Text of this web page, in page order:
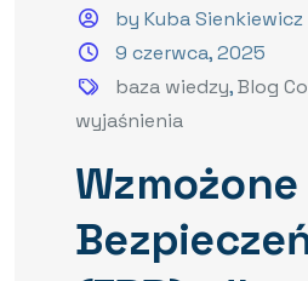
by Kuba Sienkiewicz
9 czerwca, 2025
baza wiedzy,Blog
wyjaśnienia